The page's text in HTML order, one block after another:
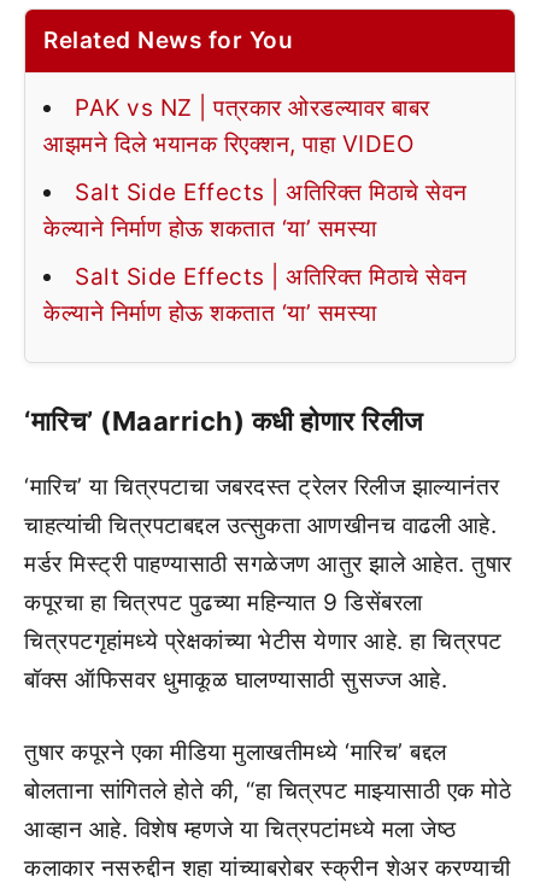
Related News for You
PAK vs NZ | पत्रकार ओरडल्यावर बाबर
आझमने दिले भयानक रिएक्शन, पाहा VIDEO
Salt Side Effects | अतिरिक्त मिठाचे सेवन
केल्याने निर्माण होऊ शकतात ‘या’ समस्या
Salt Side Effects | अतिरिक्त मिठाचे सेवन
केल्याने निर्माण होऊ शकतात ‘या’ समस्या
‘मारिच’ (Maarrich) कधी होणार रिलीज
‘मारिच’ या चित्रपटाचा जबरदस्त ट्रेलर रिलीज झाल्यानंतर
चाहत्यांची चित्रपटाबद्दल उत्सुकता आणखीनच वाढली आहे.
मर्डर मिस्ट्री पाहण्यासाठी सगळेजण आतुर झाले आहेत. तुषार
कपूरचा हा चित्रपट पुढच्या महिन्यात 9 डिसेंबरला
चित्रपटगृहांमध्ये प्रेक्षकांच्या भेटीस येणार आहे. हा चित्रपट
बॉक्स ऑफिसवर धुमाकूळ घालण्यासाठी सुसज्ज आहे.
तुषार कपूरने एका मीडिया मुलाखतीमध्ये ‘मारिच’ बद्दल
बोलताना सांगितले होते की, “हा चित्रपट माझ्यासाठी एक मोठे
आव्हान आहे. विशेष म्हणजे या चित्रपटांमध्ये मला जेष्ठ
कलाकार नसरुद्दीन शहा यांच्याबरोबर स्क्रीन शेअर करण्याची